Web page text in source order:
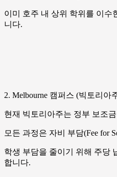
이미 호주 내 상위 학위를 이수
니다.
2. Melbourne 캠퍼스 (빅토리아
현재 빅토리아주는 정부 보조
모든 과정은 자비 부담(Fee for
학생 부담을 줄이기 위해 주당
합니다.